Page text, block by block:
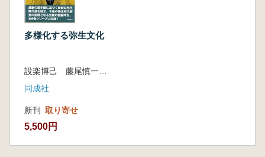
多様化する弥生文化
同成社
新刊 取り寄せ
5,500円